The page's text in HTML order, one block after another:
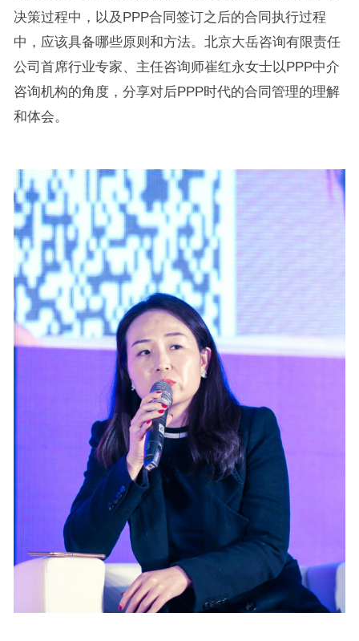
决策过程中，以及PPP合同签订之后的合同执行过程
中，应该具备哪些原则和方法。北京大岳咨询有限责任
公司首席行业专家、主任咨询师崔红永女士以PPP中介
咨询机构的角度，分享对后PPP时代的合同管理的理解
和体会。